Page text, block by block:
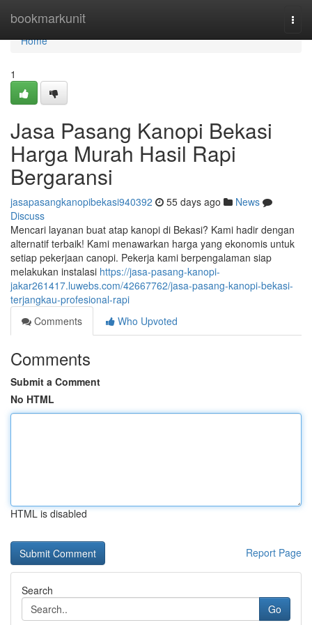
bookmarkunit
Home
Home
1
Jasa Pasang Kanopi Bekasi
Harga Murah Hasil Rapi
Bergaransi
jasapasangkanopibekasi940392 55 days ago
News
Discuss
Mencari layanan buat atap kanopi di Bekasi? Kami hadir dengan
alternatif terbaik! Kami menawarkan harga yang ekonomis untuk
setiap pekerjaan canopi. Pekerja kami berpengalaman siap
melakukan instalasi https://jasa-pasang-kanopi-
jakar261417.luwebs.com/42667762/jasa-pasang-kanopi-bekasi-
terjangkau-profesional-rapi
Comments
Who Upvoted
Comments
Submit a Comment
No HTML
HTML is disabled
Report Page
Search
Go